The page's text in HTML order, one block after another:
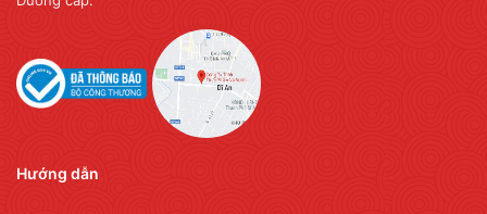
Hướng dẫn